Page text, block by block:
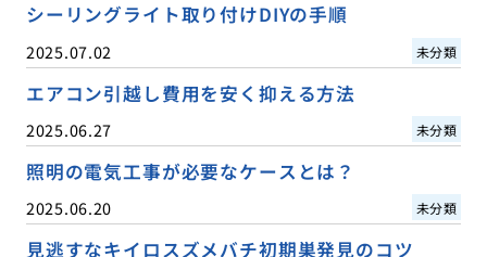
シーリングライト取り付けDIYの手順
2025.07.02 未分類
エアコン引越し費用を安く抑える方法
2025.06.27 未分類
照明の電気工事が必要なケースとは？
2025.06.20 未分類
見逃すなキイロスズメバチ初期巣発見のコツ